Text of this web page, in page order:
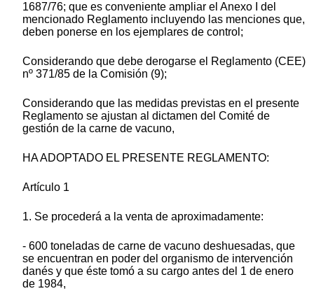
1687/76; que es conveniente ampliar el Anexo I del
mencionado Reglamento incluyendo las menciones que,
deben ponerse en los ejemplares de control;
Considerando que debe derogarse el Reglamento (CEE)
nº 371/85 de la Comisión (9);
Considerando que las medidas previstas en el presente
Reglamento se ajustan al dictamen del Comité de
gestión de la carne de vacuno,
HA ADOPTADO EL PRESENTE REGLAMENTO:
Artículo 1
1. Se procederá a la venta de aproximadamente:
- 600 toneladas de carne de vacuno deshuesadas, que
se encuentran en poder del organismo de intervención
danés y que éste tomó a su cargo antes del 1 de enero
de 1984,